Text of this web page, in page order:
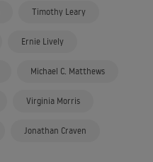
Timothy Leary
Ernie Lively
Michael C. Matthews
Virginia Morris
Jonathan Craven